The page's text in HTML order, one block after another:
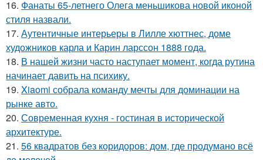
16. Фанаты 65-летнего Олега меньшикова новой иконой
стиля назвали.
17. Аутентичные интерьеры в Лилле хюттнес, доме
художников карла и Карин ларссон 1888 года.
18. В нашей жизни часто наступает момент, когда рутина
начинает давить на психику.
19. Xiaomi собрала команду мечты для доминации на
рынке авто.
20. Современная кухня - гостиная в исторической
архитектуре.
21. 56 квадратов без коридоров: дом, где продумано всё